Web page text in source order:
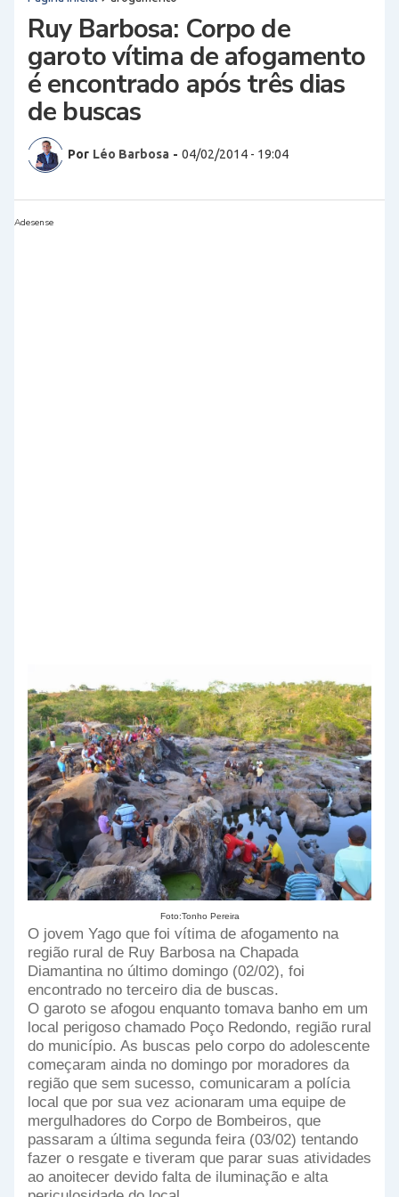
Ruy Barbosa: Corpo de
garoto vítima de afogamento
é encontrado após três dias
de buscas
Por Léo Barbosa - 04/02/2014 - 19:04
Adesense
Foto:Tonho Pereira
O jovem Yago que foi vítima de afogamento na
região rural de Ruy Barbosa na Chapada
Diamantina no último domingo (02/02), foi
encontrado no terceiro dia de buscas.
O garoto se afogou enquanto tomava banho em um
local perigoso chamado Poço Redondo, região rural
do município. As buscas pelo corpo do adolescente
começaram ainda no domingo por moradores da
região que sem sucesso, comunicaram a polícia
local que por sua vez acionaram uma equipe de
mergulhadores do Corpo de Bombeiros, que
passaram a última segunda feira (03/02) tentando
fazer o resgate e tiveram que parar suas atividades
ao anoitecer devido falta de iluminação e alta